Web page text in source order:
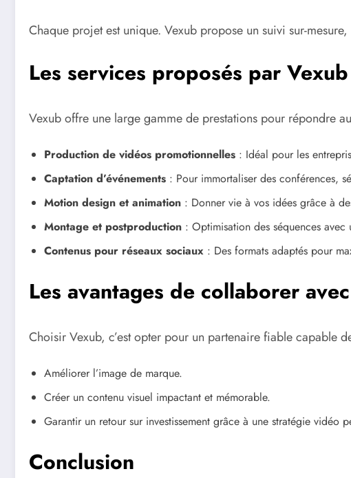
Chaque projet est unique. Vexub propose un suivi sur-
Les services proposés par Vexub
Vexub offre une large gamme de prestations pour répondre
Production de vidéos promotionnelles : Idéal pour les
Captation d’événements : Pour immortaliser des conférences,
Motion design et animation : Donner vie à vos idées grâce à
Montage et postproduction : Optimisation des séquences
Contenus pour réseaux sociaux : Des formats adaptés pour
Les avantages de collaborer
Choisir Vexub, c’est opter pour un partenaire fiable capable
Améliorer l’image de marque.
Créer un contenu visuel impactant et mémorable.
Garantir un retour sur investissement grâce à une stratégie vidéo
Conclusion